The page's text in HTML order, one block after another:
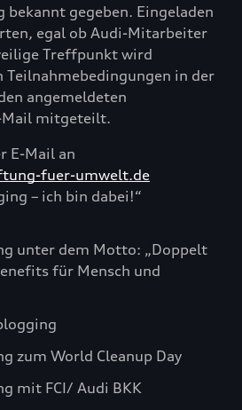
gegeben. Eingeladen
egal ob Audi-Mitarbeiter
Treffpunkt wird
Teilnahmebedingungen in der
angemeldeten
Mail mitgeteilt.
E-Mail an
fuer-umwelt.de
– ich bin dabei!“
unter dem Motto: „Doppelt
für Mensch und
zum World Cleanup Day
mit FCI/ Audi BKK